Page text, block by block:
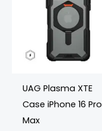
UAG Plasma XTE
Case iPhone 16 Pro
Max